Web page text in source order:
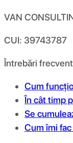
VAN
CUI: 39743787
Întrebări
Cum
În cât timp
Se
Cum îmi